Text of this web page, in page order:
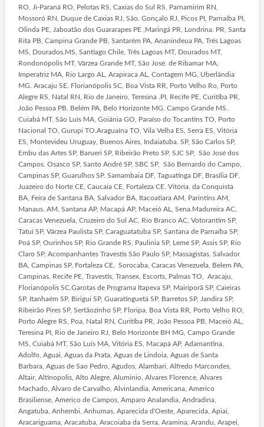
RO, Ji-Paraná RO, Pelotas RS, Caxias do Sul RS, Parnamirim RN,
Mossoró RN, Duque de Caxias RJ, São. Gonçalo RJ, Picos PI, Parnaíba PI,
Olinda PE, Jaboatão dos Guararapes PE ,Maringá PR, Londrina. PR, Santa
Rita PB, Campina Grande PB, Santarém PA, Ananindeua PA, Três Lagoas
MS, Dourados.MS, Santiago Chile, Três Lagoas MT, Dourados MT,
Rondonópolis MT, Várzea Grande MT, São José. de Ribamar MA,
Imperatriz MA, Rio Largo AL, Arapiraca AL, Contagem MG, Uberlândia
MG. Aracaju SE. Florianópolis SC, Boa Vista RR, Porto Velho Ro, Porto
Alegre RS, Natal RN, Rio de Janeiro, Teresina .PI, Recife PE, Curitiba PR,
João Pessoa PB, Belém PA, Belo Horizonte MG. Campo Grande MS.
Cuiabá MT, São Luís MA, Goiânia GO, Paraíso do Tocantins TO, Porto
Nacional TO, Gurupi TO.Araguaína TO, Vila Velha ES, Serra ES, Vitória
ES, Montevideu Uruguay, Buenos Aires, Indaiatuba. SP, São Carlos SP,
Embu das Artes SP, Barueri SP, Ribeirão Preto SP, SJC SP, São José dos
Campos. Osasco SP, Santo André SP, SBC SP, São Bernardo do Campo,
Campinas SP, Guarulhos SP. Samambaia DF, Taguatinga DF, Brasília DF,
Juazeiro do Norte CE, Caucaia CE, Fortaleza CE. Vitória. da Conquista
BA, Feira de Santana BA, Salvador BA, Itacoatiara AM, Parintins AM,
Manaus. AM, Santana AP, Macapá AP, Maceió AL, Sena.Madureira AC,
Caracas Venezuela, Cruzeiro do Sul AC, Rio Branco AC, Votorantim SP,
Tatuí SP, Várzea Paulista SP, Caraguatatuba SP, Santana de Parnaíba SP,
Poá SP, Ourinhos SP, Rio Grande RS, Paulinia SP, Leme SP, Assis SP, Rio
Claro SP, Acompanhantes Travestis São Paulo SP, Massagistas. Salvador
BA, Campinas SP, Fortaleza CE, Sorocaba, Caracas Venezuela, Belem PA,
Campinas. Recife PE, Travestis, Transex, Escorts, Palmas TO, Aracaju,
Florianópolis SC.Garotas de Programa Itapeva SP, Mairiporã SP, Caieiras
SP, Itanhaém SP, Birigui SP, Guaratinguetá SP, Barretos SP, Jandira SP,
Ribeirão Pires SP, Sertãozinho SP, Floripa, Boa Vista RR, Porto Velho RO,
Porto Alegre RS, Poa, Natal RN, Curitiba PR, João Pessoa PB, Maceió AL,
Teresina PI, Rio de Janeiro RJ, Belo Horizonte BH MG, Campo Grande
MS, Cuiabá MT, São Luis MA, Vitória ES, Macapá AP, Adamantina,
Adolfo, Aguai, Aguas da Prata, Aguas de Lindoia, Aguas de Santa
Barbara, Aguas de Sao Pedro, Agudos, Alambari, Alfredo Marcondes,
Altair, Altinopolis, Alto Alegre, Aluminio, Alvares Florence, Alvares
Machado, Alvaro de Carvalho, Alvinlandia, Americana, Americo
Brasiliense, Americo de Campos, Amparo Analandia, Andradina,
Angatuba, Anhembi, Anhumas, Aparecida d'Oeste, Aparecida, Apiai,
Aracariguama, Aracatuba, Aracoiaba da Serra, Aramina, Arandu, Arapei,